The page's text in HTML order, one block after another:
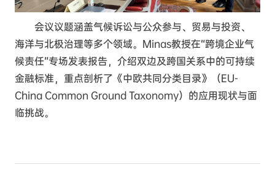
会议议题涵盖气候诉讼与公众参与、贸易与投资、
海洋与北极治理等多个领域。Minas教授在“跨境企业气
候责任”专场发表报告，介绍双边及跨国关系中的可持续
金融标准，重点剖析了《中欧共同分类目录》（EU-
China Common Ground Taxonomy）的应用现状与面
临挑战。